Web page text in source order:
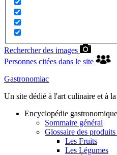
Rechercher des images
Personnes citées dans le site
Gastronomiac
Un site dédié à l'art culinaire et à
Encyclopédie gastronomique
Sommaire général
Glossaire des
Les Fruits
Les Légumes